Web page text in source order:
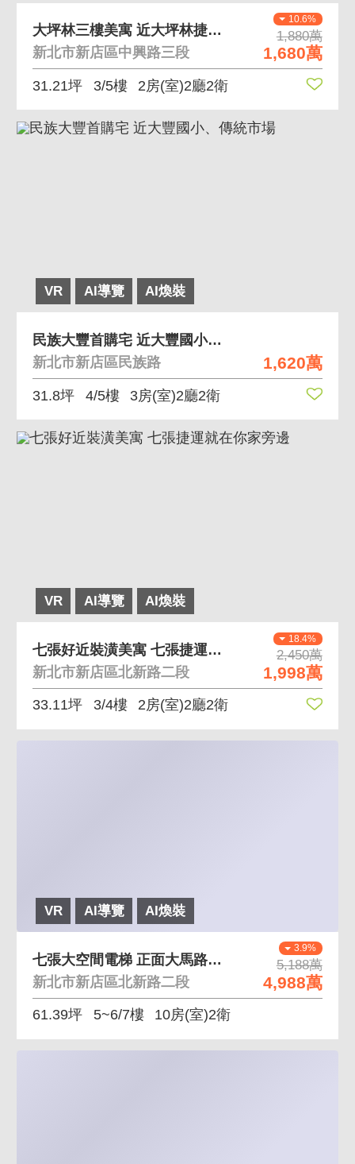
10.6%
1,880萬
1,680萬
大坪林三樓美寓 近大坪林捷運 免爬高 屋況佳
新北市新店區中興路三段
31.21坪 3/5樓 2房(室)2廳2衛
VR AI導覽 AI煥裝
1,620萬
民族大豐首購宅 近大豐國小、傳統市場
新北市新店區民族路
31.8坪 4/5樓 3房(室)2廳2衛
VR AI導覽 AI煥裝
18.4%
2,450萬
1,998萬
七張好近裝潢美寓 七張捷運就在你家旁邊
新北市新店區北新路二段
33.11坪 3/4樓 2房(室)2廳2衛
VR AI導覽 AI煥裝
3.9%
5,188萬
4,988萬
七張大空間電梯 正面大馬路，大空間電梯
新北市新店區北新路二段
61.39坪 5~6/7樓 10房(室)2衛